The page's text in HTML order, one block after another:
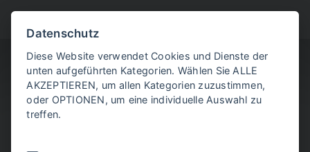
Datenschutz
Diese Website verwendet Cookies und Dienste der
unten aufgeführten Kategorien. Wählen Sie ALLE
AKZEPTIEREN, um allen Kategorien zuzustimmen,
oder OPTIONEN, um eine individuelle Auswahl zu
treffen.